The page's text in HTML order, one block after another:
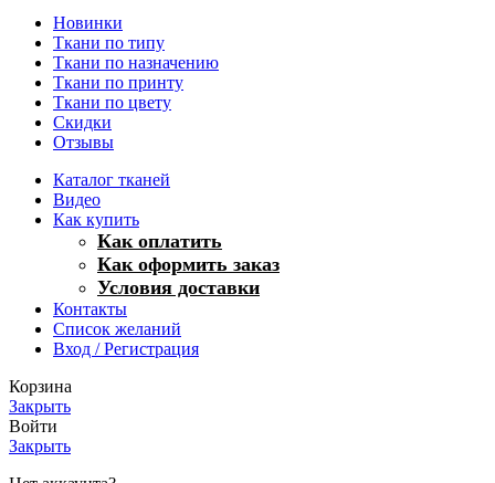
Новинки
Ткани по типу
Ткани по назначению
Ткани по принту
Ткани по цвету
Скидки
Отзывы
Каталог тканей
Видео
Как купить
Как оплатить
Как оформить заказ
Условия доставки
Контакты
Список желаний
Вход / Регистрация
Корзина
Закрыть
Войти
Закрыть